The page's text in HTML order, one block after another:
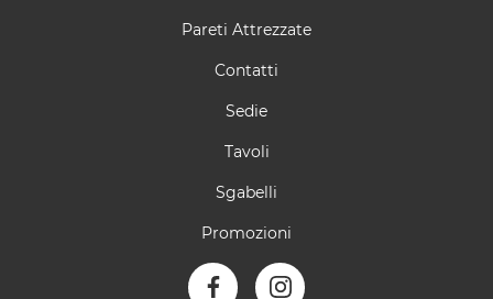
Pareti Attrezzate
Contatti
Sedie
Tavoli
Sgabelli
Promozioni